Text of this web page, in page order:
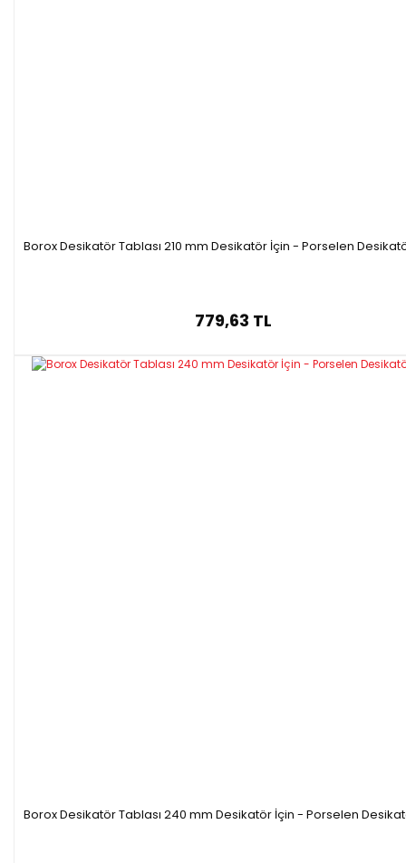
Borox Desikatör Tablası 210 mm Desikatör İçin - Porselen
779,63 TL
Borox Desikatör Tablası 240 mm Desikatör İçin - Porselen